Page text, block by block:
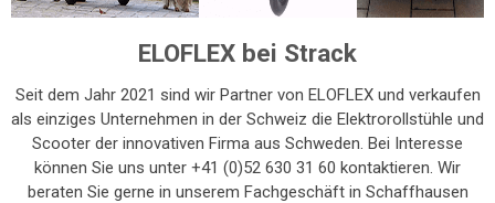
ELOFLEX bei Strack
Seit dem Jahr 2021 sind wir Partner von ELOFLEX und verkaufen
als einziges Unternehmen in der Schweiz die Elektrorollstühle und
Scooter der innovativen Firma aus Schweden. Bei Interesse
können Sie uns unter +41 (0)52 630 31 60 kontaktieren. Wir
beraten Sie gerne in unserem Fachgeschäft in Schaffhausen